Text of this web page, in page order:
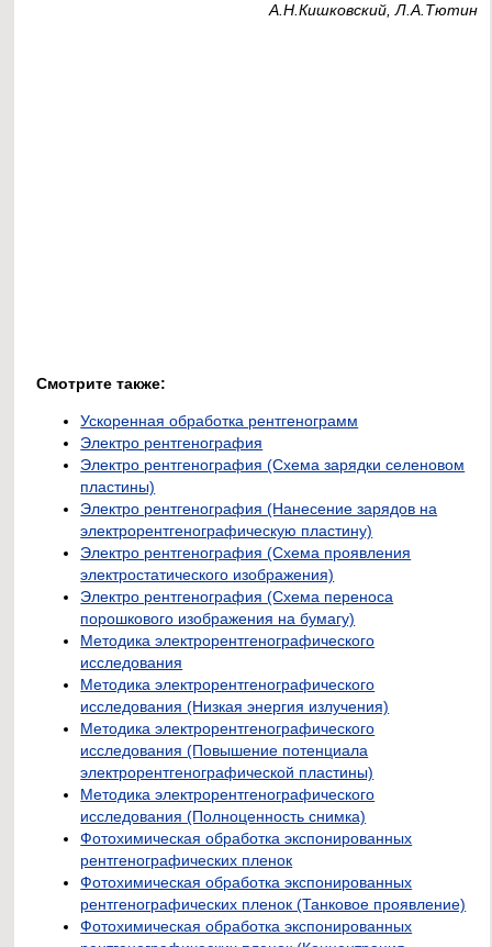
А.Н.Кишковский, Л.А.Тютин
Смотрите также:
Ускоренная обработка рентгенограмм
Электро рентгенография
Электро рентгенография (Схема зарядки селеновом
пластины)
Электро рентгенография (Нанесение зарядов на
электрорентгенографическую пластину)
Электро рентгенография (Схема проявления
электростатического изображения)
Электро рентгенография (Схема переноса
порошкового изображения на бумагу)
Методика электрорентгенографического
исследования
Методика электрорентгенографического
исследования (Низкая энергия излучения)
Методика электрорентгенографического
исследования (Повышение потенциала
электрорентгенографической пластины)
Методика электрорентгенографического
исследования (Полноценность снимка)
Фотохимическая обработка экспонированных
рентгенографических пленок
Фотохимическая обработка экспонированных
рентгенографических пленок (Танковое проявление)
Фотохимическая обработка экспонированных